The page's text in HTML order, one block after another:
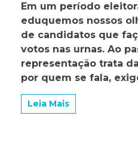
de
confiança.
Em um período
eduquemos nossos
de candidatos que
votos nas urnas. Ao
representação trata
por quem se fala,
Leia Mais